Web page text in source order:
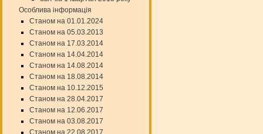
Особлива інформація
Станом на 01.01.2024
Станом на 05.03.2013
Станом на 17.03.2014
Станом на 14.04.2014
Станом на 14.08.2014
Станом на 18.08.2014
Станом на 10.12.2015
Станом на 28.04.2017
Станом на 12.06.2017
Станом на 03.08.2017
Станом на 22.08.2017